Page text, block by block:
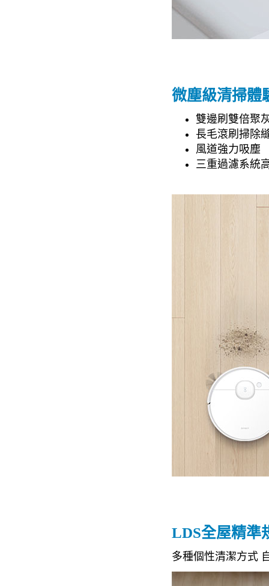
微塵級清掃體
雙邊刷雙倍聚
長毛滾刷掃除
風道強力吸塵
三重過濾系統
LDS全屋精準
多種個性清潔方式